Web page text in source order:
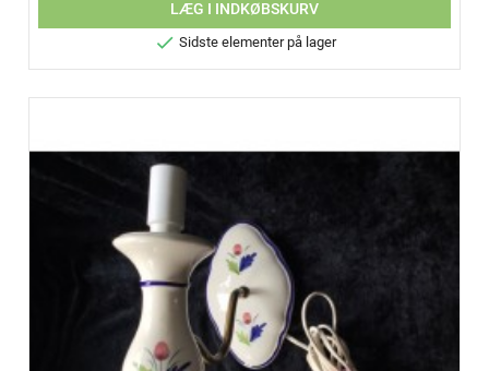
LÆG I INDKØBSKURV
 Sidste elementer på lager